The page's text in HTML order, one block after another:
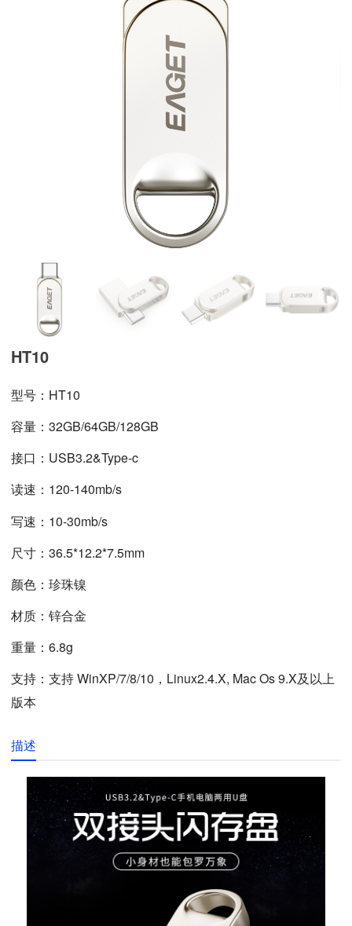
HT10
型号：HT10
容量：32GB/64GB/128GB
接口：USB3.2&Type-c
读速：120-140mb/s
写速：10-30mb/s
尺寸：36.5*12.2*7.5mm
颜色：珍珠镍
材质：锌合金
重量：6.8g
支持：支持 WinXP/7/8/10，Linux2.4.X, Mac Os 9.X及以上
版本
描述